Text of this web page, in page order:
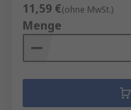
11,59 €(ohne MwSt.)
Menge